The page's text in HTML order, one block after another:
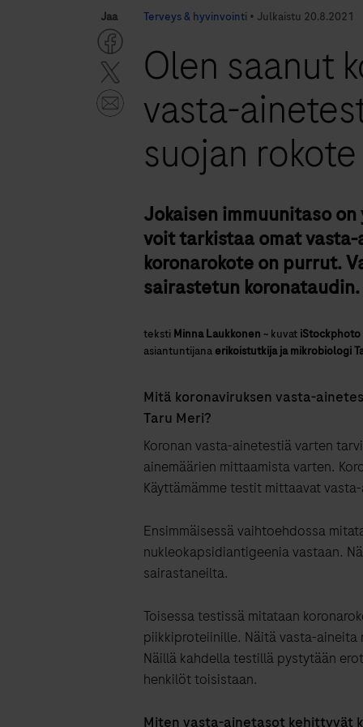
Jaa Terveys & hyvinvointi• Julkaistu 20.8.2021
Olen saanut
vasta-
suojan
Jokaisen immuunitaso
voit tarkistaa omat
koronarokote on purrut.
sairastetun koronataudin.
teksti Minna Laukkonen ~ kuvat iStockphoto
asiantuntijana erikoistutkija ja mikrobiologi
Mitä koronaviruksen vasta-
Taru Meri?
Koronan vasta-ainetestiä varten
ainemäärien mittaamista varten.
Käyttämämme testit mittaavat
Ensimmäisessä vaihtoehdossa
nukleokapsidiantigeenia vastaan.
sairastaneilta.
Toisessa testissä mitataan
piikkiproteiinille. Näitä vasta-
Näillä kahdella testillä pystytään
henkilöt toisistaan.
Miten vasta-ainetasot kehittyvät